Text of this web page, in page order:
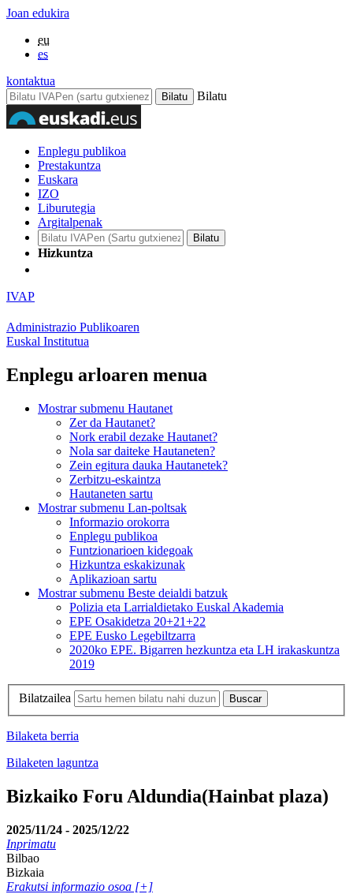
Joan edukira
eu
es
kontaktua
Bilatu
Enplegu publikoa
Prestakuntza
Euskara
IZO
Liburutegia
Argitalpenak
Hizkuntza
IVAP
Administrazio Publikoaren
Euskal Institutua
Enplegu arloaren menua
Mostrar submenu Hautanet
Zer da Hautanet?
Nork erabil dezake Hautanet?
Nola sar daiteke Hautaneten?
Zein egitura dauka Hautanetek?
Zerbitzu-eskaintza
Hautaneten sartu
Mostrar submenu Lan-poltsak
Informazio orokorra
Enplegu publikoa
Funtzionarioen kidegoak
Hizkuntza eskakizunak
Aplikazioan sartu
Mostrar submenu Beste deialdi batzuk
Polizia eta Larrialdietako Euskal Akademia
EPE Osakidetza 20+21+22
EPE Eusko Legebiltzarra
2020ko EPE. Bigarren hezkuntza eta LH irakaskuntza
2019
Bilatzailea
Bilaketa berria
Bilaketen laguntza
Bizkaiko Foru Aldundia(Hainbat plaza)
2025/11/24 - 2025/12/22
Inprimatu
Bilbao
Bizkaia
Erakutsi informazio osoa [+]